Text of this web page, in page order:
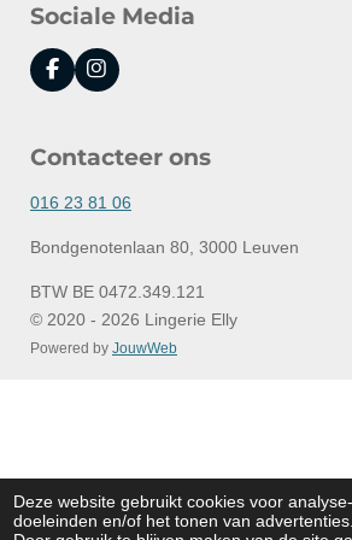
Deze website gebruikt cookies voor analyse-
doeleinden en/of het tonen van advertenties.
Sociale Media
F
a
b
o
k
I
n
a
r
a
Contacteer ons
016 23 81 06
Bondgenotenlaan 80, 3000 Leuven
BTW BE 0472.349.121
© 2020 - 2026 Lingerie Elly
Powered by JouwWeb